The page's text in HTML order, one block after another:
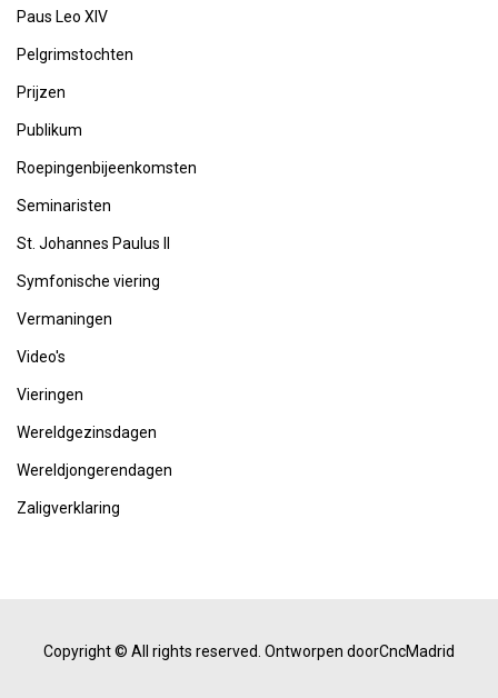
Paus Leo XIV
Pelgrimstochten
Prijzen
Publikum
Roepingenbijeenkomsten
Seminaristen
St. Johannes Paulus II
Symfonische viering
Vermaningen
Video's
Vieringen
Wereldgezinsdagen
Wereldjongerendagen
Zaligverklaring
Copyright © All rights reserved. Ontworpen doorCncMadrid